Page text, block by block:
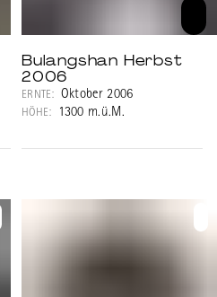
Bulangshan Herbst
2006
ERNTE: Oktober 2006
HÖHE: 1300 m.ü.M.